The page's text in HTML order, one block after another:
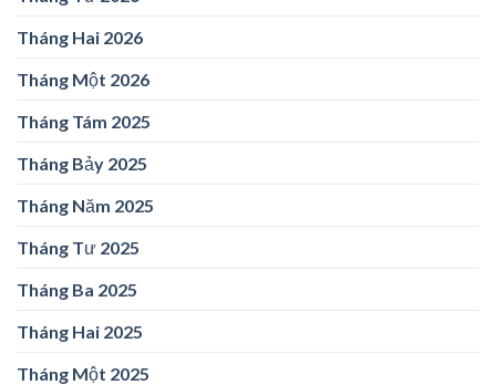
Tháng Hai 2026
Tháng Một 2026
Tháng Tám 2025
Tháng Bảy 2025
Tháng Năm 2025
Tháng Tư 2025
Tháng Ba 2025
Tháng Hai 2025
Tháng Một 2025